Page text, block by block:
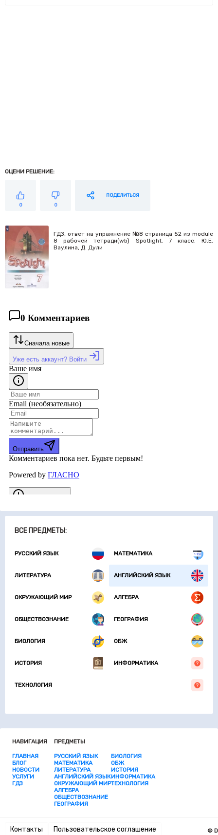
ВСЕ ПРЕДМЕТЫ:
РУССКИЙ ЯЗЫК МАТЕМАТИКА
ЛИТЕРАТУРА АНГЛИЙСКИЙ ЯЗЫК
ОКРУЖАЮЩИЙ МИР АЛГЕБРА
ОБЩЕСТВОЗНАНИЕ ГЕОГРАФИЯ
БИОЛОГИЯ ОБЖ
ИСТОРИЯ ИНФОРМАТИКА
ТЕХНОЛОГИЯ
ОЦЕНИ РЕШЕНИЕ:
0 0
ПОДЕЛИТЬСЯ
ГДЗ, ответ на упражнение №8 страница 52 из module
8 рабочей тетради(wb) Spotlight. 7 класс. Ю.Е.
Ваулина, Д. Дули
НАВИГАЦИЯ
ГЛАВНАЯ
БЛОГ
НОВОСТИ
УСЛУГИ
ГДЗ
ПРЕДМЕТЫ
РУССКИЙ ЯЗЫК
МАТЕМАТИКА
ЛИТЕРАТУРА
АНГЛИЙСКИЙ ЯЗЫК
ОКРУЖАЮЩИЙ МИР
АЛГЕБРА
ОБЩЕСТВОЗНАНИЕ
ГЕОГРАФИЯ
БИОЛОГИЯ
ОБЖ
ИСТОРИЯ
ИНФОРМАТИКА
ТЕХНОЛОГИЯ
Контакты Пользовательское соглашение ©